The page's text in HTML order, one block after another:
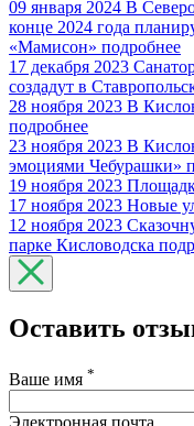
09 января 2024 В
конце 2024 года
«Мамисон» подробнее
17 декабря 2023
создадут в
28 ноября 2023 В
подробнее
23 ноября 2023 В
эмоциями Чебурашки»
19 ноября 2023
17 ноября 2023 Новые
12 ноября 2023
парке Кисловодска
Оставить
Ваше имя *